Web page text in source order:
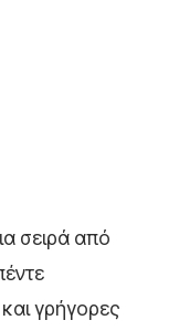
σειρά από
γρήγορες